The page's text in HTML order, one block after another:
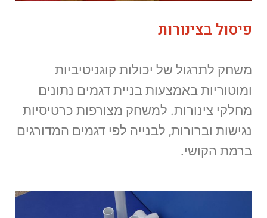
פיסול בצינורות
משחק לתרגול של יכולות קוגניטיביות
ומוטוריות באמצעות בניית דגמים נתונים
מחלקי צינורות. למשחק מצורפות כרטיסיות
נגישות וברורות, לבנייה לפי דגמים המדורגים
ברמת הקושי.